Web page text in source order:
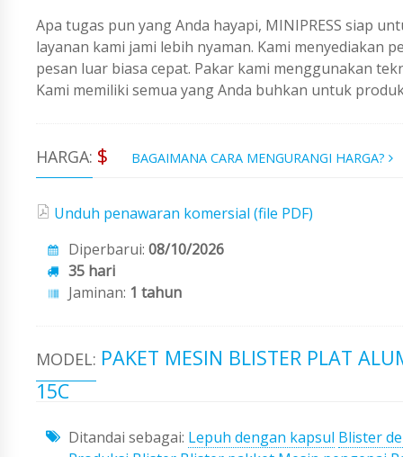
Apa tugas pun yang Anda hayapi, MINIPRESS siap
layanan kami jami lebih nyaman. Kami menyediakan
pesan luar biasa cepat. Pakar kami menggunakan
Kami memiliki semua yang Anda buhkan untuk
HARGA: $ BAGAIMANA CARA MENGURANGI HARGA?
Unduh penawaran komersial (file PDF)
Diperbarui: 08/10/2026
35 hari
Jaminan: 1 tahun
MODEL: PAKET MESIN BLISTER PLAT
15C
Ditandai sebagai: Lepuh dengan kapsul Blister